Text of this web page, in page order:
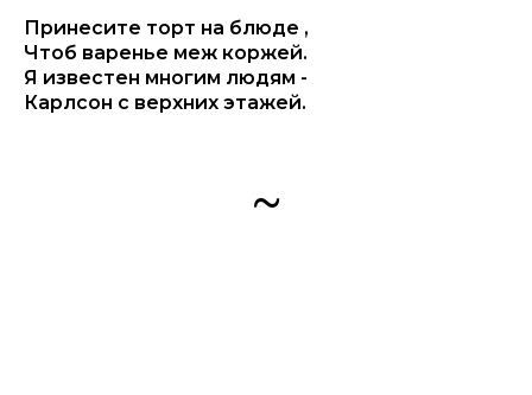
Принесите торт на блюде ,
Чтоб варенье меж коржей.
Я известен многим людям -
Карлсон с верхних этажей.
~